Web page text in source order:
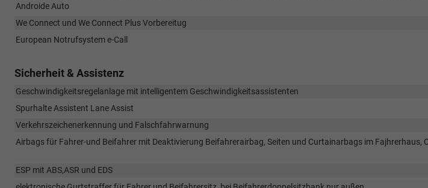
Androide Auto
We Connect und We Connect Plus Vorbereitug
European Notrufsystem e-Call
Sicherheit & Assistenz
Geschwindigkeitsregelanlage mit intelligentem Geschwindigkeitsassistenten
Spurhalte Assistent Lane Assist
Verkehrszeichenerkennung und Falschfahrwarnung
Airbags für Fahrer-und Beifahrer mit Deaktivierung Beifahrerairbag, Seiten und Curtainarbags im Fajhrerhaus,
ESP mit ABS,ASR und EDS